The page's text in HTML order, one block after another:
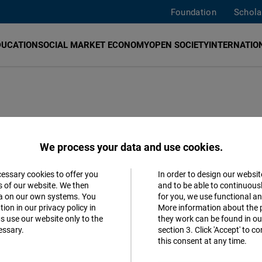
Foundation
SOCIAL MARKET ECONOMYOPEN SOCIETY
Milei con un
extraordinarias, Javier Milei logró
el 1 de marzo, con amplias
We process your data and use cookies.
cookies to offer you
our website. We then
on our own systems. You
in our privacy policy in
use our website only to the
In order to design our
and to be able to
for you, we use functional
More information about the
they work can be found in
section 3. Click 'Accept' to
this consent at any time.
Matomo
Facebook
Accept